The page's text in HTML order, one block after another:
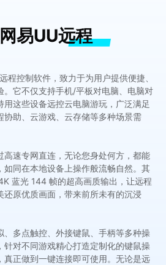
易UU远程
程控制软件，致力于为用户提供便捷、
。它不仅支持手机/平板对电脑、电脑对
用这些设备远控云电脑游玩，广泛满足
协助、云游戏、云存储等多种场景需
高速专网直连，无论您身处何方，都能
如同在本地设备上操作般流畅自然。其
蓝光 144 帧的超高画质输出，让远程
还原优质画面，带来前所未有的沉浸
、多点触控、外接键鼠、手柄等多种操
针对不同游戏精心打造定制化的键鼠操
真正做到一键连接即可使用。无论是远